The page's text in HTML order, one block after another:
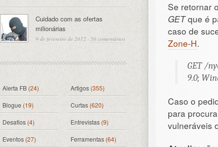
Se retornar
GETque é
caso de
Zone-H.
GET /
9.0;
Caso o
para
vulneráveis
Cuidado com as ofertas
milionárias
9 de fevereiro de 2012 · 50 comentários
Alerta FB(24) Artigos (355)
Blogue (19) Curtas (620)
Desafios (4) Entrevistas (9)
Eventos(27) Ferramentas(64)